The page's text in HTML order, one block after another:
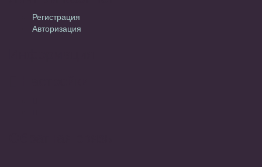
Регистрация
Авторизация